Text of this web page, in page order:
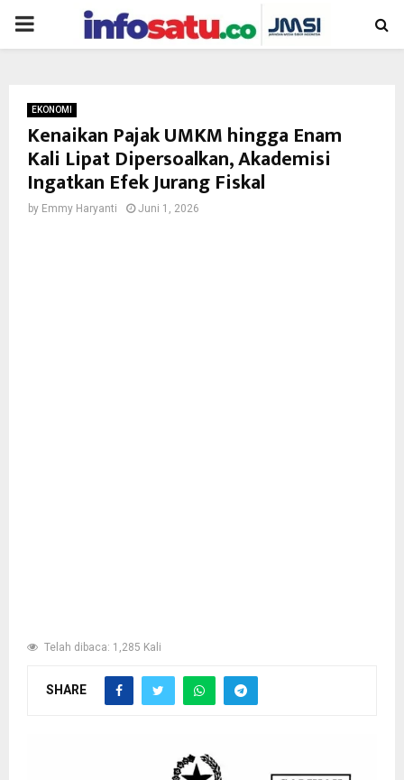
PRIMARY
EKONOMI
Kenaikan Pajak UMKM hingga Enam
Kali Lipat Dipersoalkan, Akademisi
Ingatkan Efek Jurang Fiskal
by Emmy Haryanti Juni 1, 2026
Telah dibaca: 1,285 Kali
SHARE